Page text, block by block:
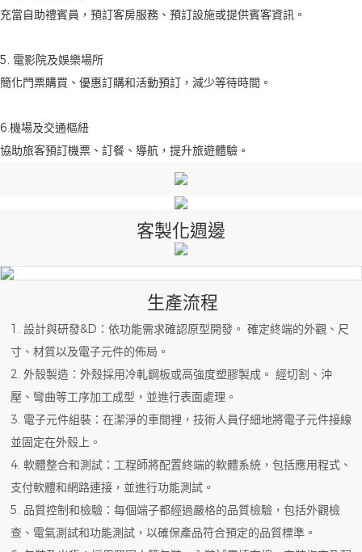
充當自助禮賓員，預訂客房服務、預訂設施或提供賓客資訊。
5. 電影院及娛樂場所
簡化門票購買、優惠訂購和活動預訂，減少等待時間。
6.機場及交通樞紐
協助旅客預訂機票、訂餐、導航，提升旅遊體驗。
客製化週邊
生產流程
1. 設計與研發&D：依功能需求確認原型開發。 確定終端的外觀、尺
寸、材質以及電子元件的佈局。
2. 外殼製造：外殼採用冷軋鋼板或高強度塑膠製成。 經切割、沖
壓、彎曲等工序加工成型，並進行表面處理。
3. 電子元件組裝：在潔淨的車間裡，技術人員仔細地將電子元件接線
並固定在外殼上。
4. 軟體整合和測試：工程師將配置終端的軟體系統，包括應用程式、
支付軟體和網路連接，並進行功能測試。
5. 品質控制和檢驗：每個端子都經過嚴格的品質檢驗，包括外觀檢
查、電氣測試和功能測試，以確保產品符合預定的品質標準。